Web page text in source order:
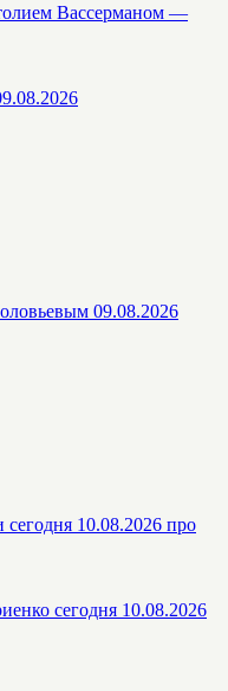
Вассерманом —
09.08.2026
10.08.2026 про
сегодня 10.08.2026